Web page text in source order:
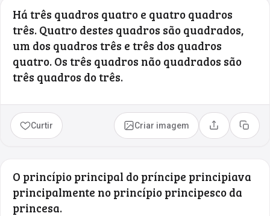
Há três quadros quatro e quatro quadros
três. Quatro destes quadros são quadrados,
um dos quadros três e três dos quadros
quatro. Os três quadros não quadrados são
três quadros do três.
Curtir Criar imagem Compartilhar
Copiar
O princípio principal do príncipe principiava
principalmente no princípio principesco da
princesa.